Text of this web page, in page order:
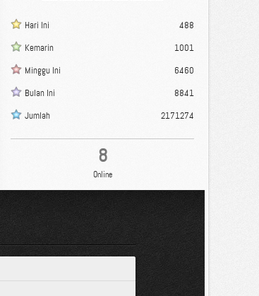
Hari Ini
488
Kemarin
1001
Minggu Ini
6460
Bulan Ini
8841
Jumlah
2171274
8
Online